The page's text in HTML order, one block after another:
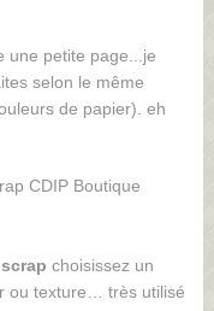
une petite page...je
selon le même
de papier). eh
scrap choisissez un
ou texture… très utilisé